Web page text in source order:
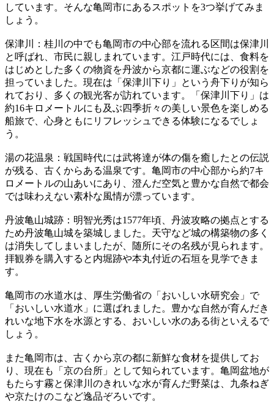
しています。そんな亀岡市にあるスポットを3つ挙げてみま
しょう。
保津川：桂川の中でも亀岡市の中心部を流れる区間は保津川
と呼ばれ、市民に親しまれています。江戸時代には、食料を
はじめとした多くの物資を丹波から京都に運ぶなどの役割を
担っていました。現在は「保津川下り」という舟下りが知ら
れており、多くの観光客が訪れています。「保津川下り」は
約16キロメートルにも及ぶ四季折々の美しい景色を楽しめる
船旅で、心身ともにリフレッシュできる体験になるでしょ
う。
湯の花温泉：戦国時代には武将達が体の傷を癒したとの伝説
が残る、古くからある温泉です。亀岡市の中心部から約7キ
ロメートルの山あいにあり、澄んだ空気と豊かな自然で都会
では味わえない素朴な風情が漂っています。
丹波亀山城跡：明智光秀は1577年頃、丹波攻略の拠点とする
ため丹波亀山城を築城しました。天守など城の構築物の多く
は消失してしまいましたが、随所にその名残が見られます。
拝観券を購入すると内堀跡や本丸付近の石垣を見学できま
す。
亀岡市の水道水は、厚生労働省の「おいしい水研究会」で
「おいしい水道水」に選ばれました。豊かな自然が育んだき
れいな地下水を水源とする、おいしい水のある街といえるで
しょう。
また亀岡市は、古くから京の都に新鮮な食材を提供してお
り、現在も「京の台所」として知られています。亀岡盆地が
もたらす霧と保津川のきれいな水が育んだ野菜は、九条ねぎ
や京たけのこなど逸品ぞろいです。